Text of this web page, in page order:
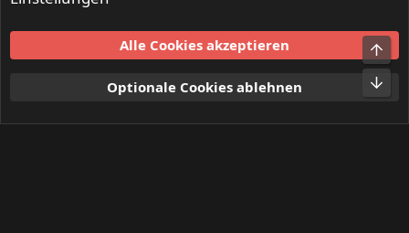
Nutzungsbedingungen
Datenschutz
S
Alle Cookies akzeptieren
Optionale Cookies ablehnen